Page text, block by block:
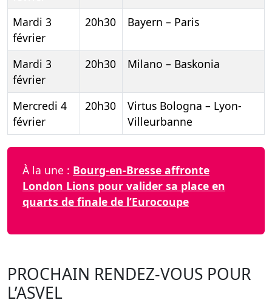
Mardi 3
février
20h30 Bayern – Paris
Mardi 3
février
20h30 Milano – Baskonia
Mercredi 4
février
20h30
Virtus Bologna – Lyon-
Villeurbanne
À la une : Bourg-en-Bresse affronte
London Lions pour valider sa place en
quarts de finale de l’Eurocoupe
PROCHAIN RENDEZ-VOUS POUR
L’ASVEL